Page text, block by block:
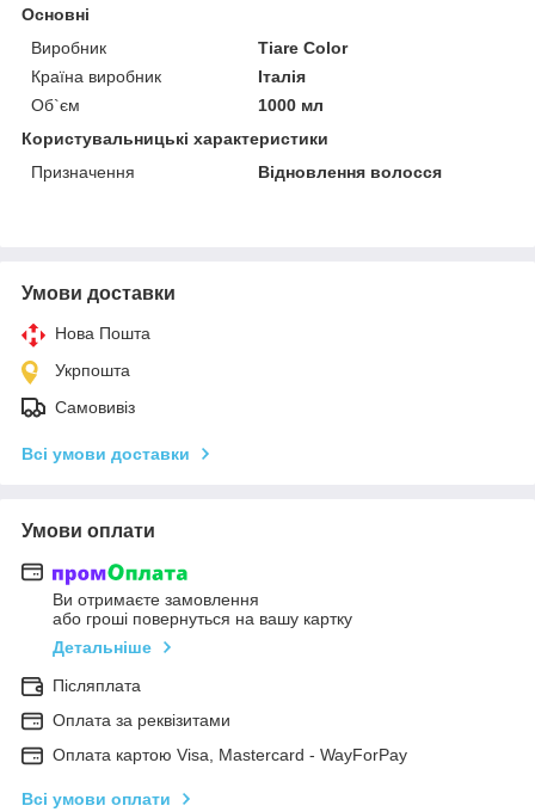
Основні
Виробник
Tiare Color
Країна виробник
Італія
Об`єм
1000 мл
Користувальницькі характеристики
Призначення
Відновлення волосся
Умови доставки
Нова Пошта
Укрпошта
Самовивіз
Всі умови доставки
Умови оплати
Ви отримаєте замовлення
або гроші повернуться на вашу картку
Детальніше
Післяплата
Оплата за реквізитами
Оплата картою Visa, Mastercard - WayForPay
Всі умови оплати